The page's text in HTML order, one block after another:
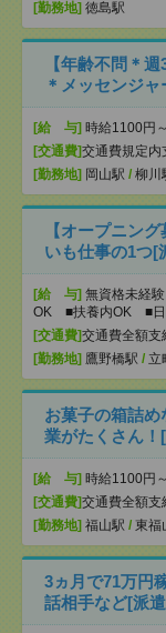
[勤務地] 徳島駅
【年齢不問＊
＊メッセンジ
[給 与] 時給1100円～
[交通費]交通費規定内
[勤務地] 岡山駅 / 柳川
【オープニン
いも仕事の1つ[
[給 与] 無資格未経
OK ■扶養内OK ■日
[交通費]交通費全額支
[勤務地] 鷹野橋駅 / 立
お菓子の箱詰
業がたくさん！
[給 与] 時給1100円
[交通費]交通費全額支
[勤務地] 福山駅 / 東福
3ヵ月で71万円
話相手など[派